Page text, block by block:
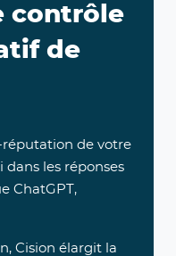
contrôle
de
réputation de votre
les réponses
ChatGPT,
Cision élargit la